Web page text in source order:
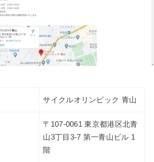
サイクルオリンピック 青山
〒107-0061 東京都港区北青
山3丁目3-7 第一青山ビル 1
階